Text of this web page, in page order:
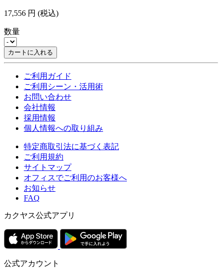
17,556 円 (税込)
数量
カートに入れる
ご利用ガイド
ご利用シーン・活用術
お問い合わせ
会社情報
採用情報
個人情報への取り組み
特定商取引法に基づく表記
ご利用規約
サイトマップ
オフィスでご利用のお客様へ
お知らせ
FAQ
カクヤス公式アプリ
公式アカウント